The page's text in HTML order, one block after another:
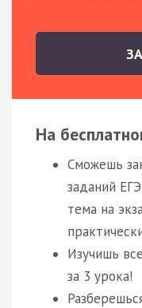
На
Сможешь
заданий
тема на
Изучишь
за 3 урока!